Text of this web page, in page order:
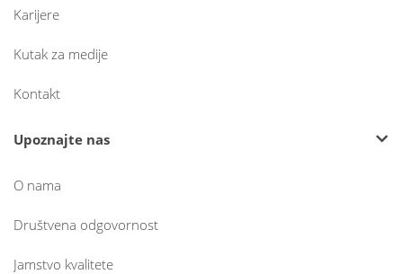
Karijere
Kutak za medije
Kontakt
Upoznajte nas
O nama
Društvena odgovornost
Jamstvo kvalitete